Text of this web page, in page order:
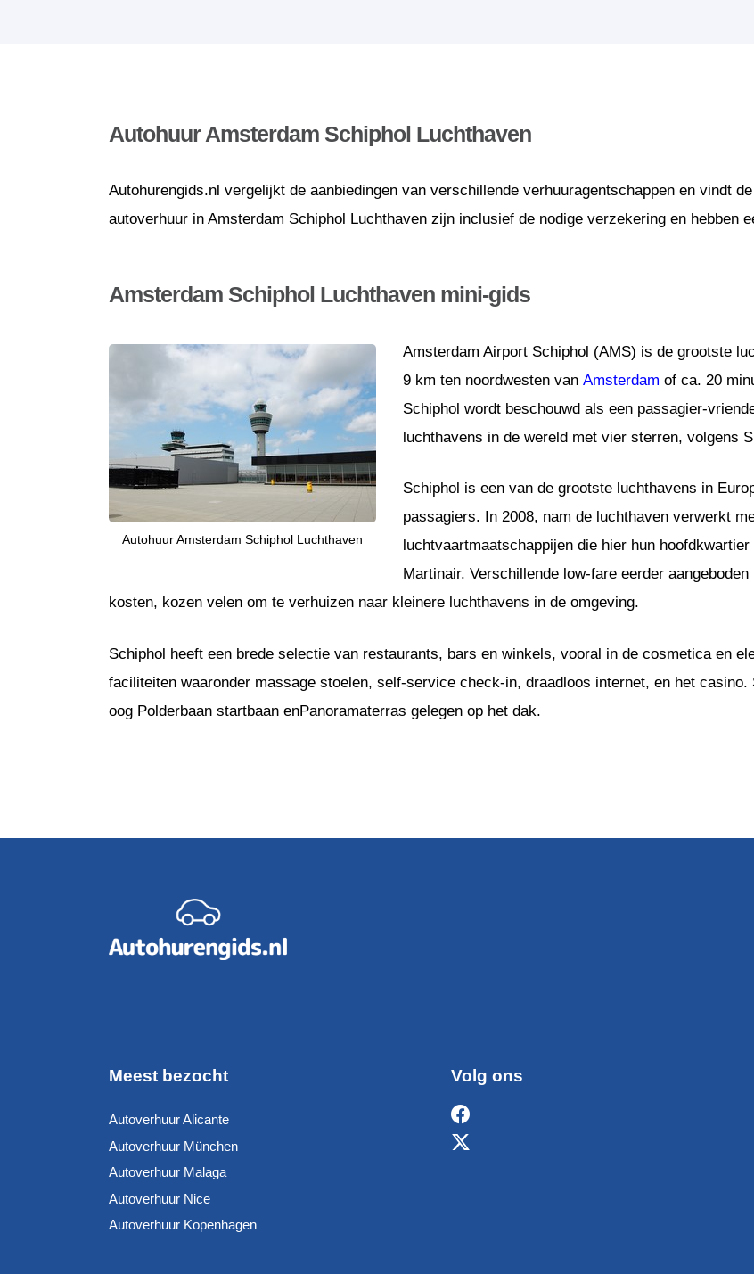
Autohuur Amsterdam Schiphol Luchthaven
Autohurengids.nl vergelijkt de aanbiedingen van verschillende verhuuragentschappen en vindt
autoverhuur in Amsterdam Schiphol Luchthaven zijn inclusief de nodige verzekering en hebben
Amsterdam Schiphol Luchthaven mini-gids
Autohuur Amsterdam Schiphol Luchthaven
Amsterdam Airport Schiphol (AMS) is de grootste
9 km ten noordwesten van Amsterdam of ca. 20
Schiphol wordt beschouwd als een passagier-
luchthavens in de wereld met vier sterren, volgens
Schiphol is een van de grootste luchthavens in
passagiers. In 2008, nam de luchthaven verwerkt
luchtvaartmaatschappijen die hier hun
Martinair. Verschillende low-fare eerder
kosten, kozen velen om te verhuizen naar kleinere luchthavens in de omgeving.
Schiphol heeft een brede selectie van restaurants, bars en winkels, vooral in de cosmetica en
faciliteiten waaronder massage stoelen, self-service check-in, draadloos internet, en het
oog Polderbaan startbaan enPanoramaterras gelegen op het dak.
Meest bezocht
Autoverhuur Alicante
Autoverhuur München
Autoverhuur Malaga
Autoverhuur Nice
Autoverhuur Kopenhagen
Volg ons